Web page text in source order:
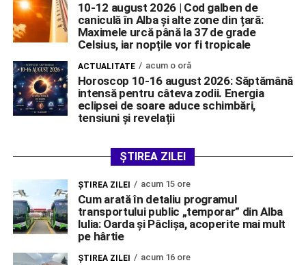
10-12 august 2026 | Cod galben de
caniculă în Alba și alte zone din țară:
Maximele urcă până la 37 de grade
Celsius, iar nopțile vor fi tropicale
ACTUALITATE acum o oră
Horoscop 10-16 august 2026: Săptămână
intensă pentru câteva zodii. Energia
eclipsei de soare aduce schimbări,
tensiuni și revelații
ȘTIREA ZILEI
ŞTIREA ZILEI acum 15 ore
Cum arată în detaliu programul
transportului public „temporar” din Alba
Iulia: Oarda și Pâclișa, acoperite mai mult
pe hârtie
ŞTIREA ZILEI acum 16 ore